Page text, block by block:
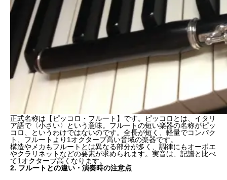
正式名称は 【ピッコロ・フルート】 です。ピッコロとは、イタリ
ア語で〈小さい〉という意味。フルートの短い楽器の名称がピッ
コロ、というわけではないのです。 全長が短く、軽量でコンパク
ト、フルートより1オクターブ高い音域の楽器です。
構造やメカもフルートとは異なる部分が多く、調律にもオーボエ
やクラリネットなどの要素が求められます。実音は、記譜と比べ
て1オクターブ高くなります。
2. フルートとの違い・演奏時の注意点